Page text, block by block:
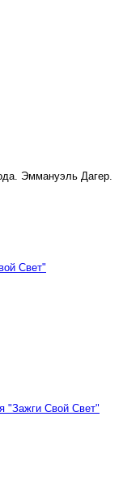
Эммануэль Дагер.
Свет"
"Зажги Свой Свет"